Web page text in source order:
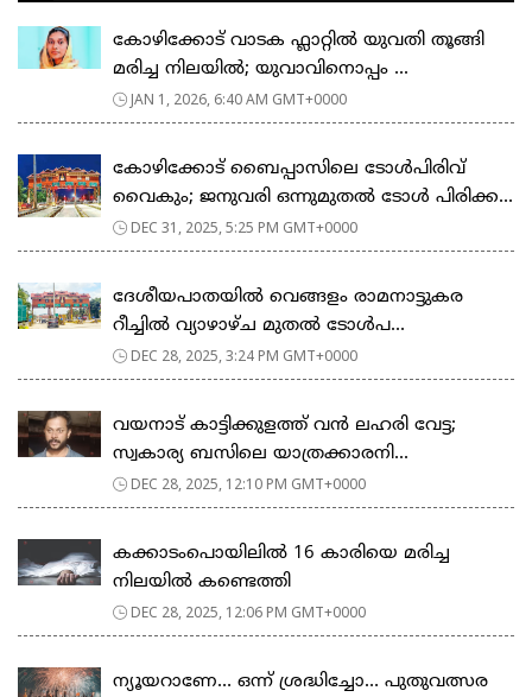
കോഴിക്കോട് വാടക ഫ്ലാറ്റിൽ യുവതി തൂങ്ങി
മരിച്ച നിലയിൽ; യുവാവിനൊപ്പം ...
JAN 1, 2026, 6:40 AM GMT+0000
കോഴിക്കോട് ബൈപ്പാസിലെ ടോൾപിരിവ്
വൈകും; ജനുവരി ഒന്നുമുതൽ ടോൾ പിരിക്ക...
DEC 31, 2025, 5:25 PM GMT+0000
ദേശീയപാതയില്‍ വെങ്ങളം രാമനാട്ടുകര
റീച്ചില്‍ വ്യാഴാഴ്ച മുതല്‍ ടോള്‍പ...
DEC 28, 2025, 3:24 PM GMT+0000
വയനാട് കാട്ടിക്കുളത്ത് വന്‍ ലഹരി വേട്ട;
സ്വകാര്യ ബസിലെ യാത്രക്കാരനി...
DEC 28, 2025, 12:10 PM GMT+0000
കക്കാടംപൊയിലിൽ 16 കാരിയെ മരിച്ച
നിലയിൽ കണ്ടെത്തി
DEC 28, 2025, 12:06 PM GMT+0000
ന്യൂയറാണേ… ഒന്ന് ശ്രദ്ധിച്ചോ… പുതുവത്സര